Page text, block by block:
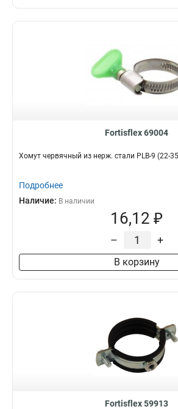
Fortisflex 69004
Хомут червячный из нерж. стали PLB-9 (22-
Подробнее
Наличие: В наличии
16,12 ₽
– +
В корзину
Fortisflex 59913